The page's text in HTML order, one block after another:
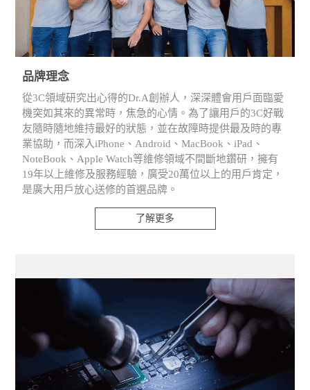
品牌理念
從3C領域研究出心得的Dr.A創辦人，深深體會用戶面臨愛
機突如其來的異常時，焦急的心情。為了讓用戶的3C好戰
友隨時隨地維持最好的狀態，並在故障時提供最及時的專
業協助，而深入iPhone、Android、MacBook、iPad、
NoteBook、Apple Watch等維修領域不間斷地鑽研，擁有
19年以上維修及服務經驗，廣受20萬位以上的用戶肯定，
是廣大用戶放心送修的首選品牌。
了解更多